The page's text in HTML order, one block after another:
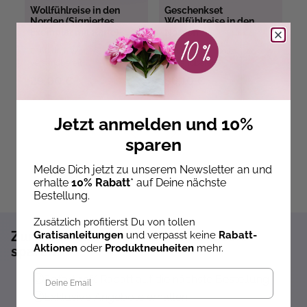
Wollfühlreise in den
Norden (Signiertes
Geschenkset
Wollfühlreise in den
Norden
Ab dem 22.10.26
versandbereit
Zum Newsletter anmelden und 10%
sparen!*
Sofort 10% Rabatt auf die nächste Bestellung
Exklusive Angebote erhalten
Jetzt anmelden und 10%
sparen
Melde Dich jetzt zu unserem Newsletter an und
erhalte 10% Rabatt* auf Deine nächste
Bestellung.
Zusätzlich profitierst Du von tollen
Gratisanleitungen und verpasst keine Rabatt-
Aktionen oder Produktneuheiten mehr.